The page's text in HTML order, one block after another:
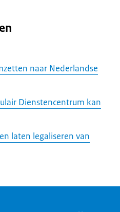
naar Nederlandse
Dienstencentrum kan
laten legaliseren van